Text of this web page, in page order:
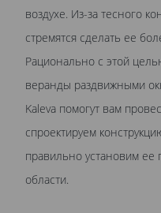
воздухе. Из-за тесного
стремятся сделать ее
Рационально с этой
веранды раздвижными
Kaleva помогут вам
спроектируем
правильно установим
области.